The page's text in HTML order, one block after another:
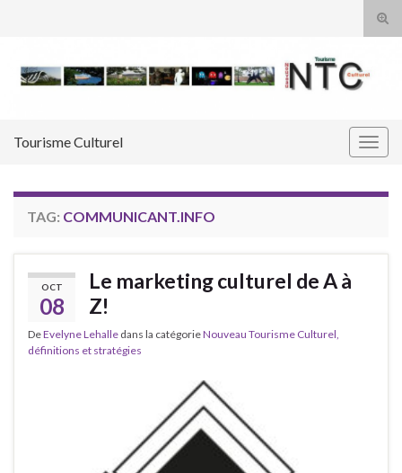
Tourisme Culturel
TAG: COMMUNICANT.INFO
OCT
08
Le marketing culturel de A à
Z!
DeEvelyne Lehalle dans la catégorieNouveau Tourisme Culturel,
définitions et stratégies